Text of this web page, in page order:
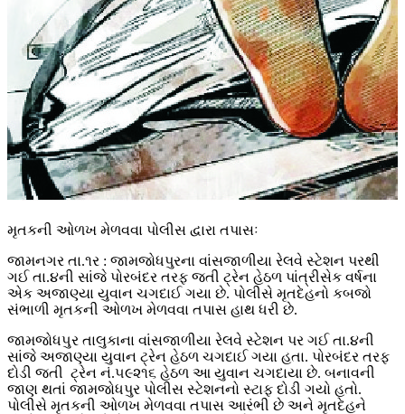
મૃતકની ઓળખ મેળવવા પોલીસ દ્વારા તપાસઃ
જામનગર તા.૧ર : જામજોધપુરના વાંસજાળીયા રેલવે સ્ટેશન પરથી
ગઈ તા.૪ની સાંજે પોરબંદર તરફ જતી ટ્રેન હેઠળ પાંત્રીસેક વર્ષના
એક અજાણ્યા યુવાન ચગદાઈ ગયા છે. પોલીસે મૃતદેહનો કબજો
સંભાળી મૃતકની ઓળખ મેળવવા તપાસ હાથ ધરી છે.
જામજોધ૫ુર તાલુકાના વાંસજાળીયા રેલવે સ્ટેશન પર ગઈ તા.૪ની
સાંજે અજાણ્યા યુવાન ટ્રેન હેઠળ ચગદાઈ ગયા હતા. પોરબંદર તરફ
દોડી જતી ટ્રેન નં.૫૯૨૧૬ હેઠળ આ યુવાન ચગદાયા છે. બનાવની
જાણ થતાં જામજોધપુર પોલીસ સ્ટેશનનો સ્ટાફ દોડી ગયો હતો.
પોલીસે મૃતકની ઓળખ મેળવવા તપાસ આરંભી છે અને મૃતદેહને